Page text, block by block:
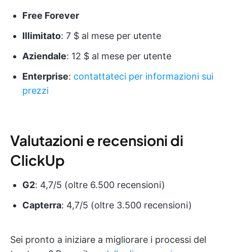
Free Forever
Illimitato: 7 $ al mese per utente
Aziendale: 12 $ al mese per utente
Enterprise: contattateci per informazioni sui
prezzi
Valutazioni e recensioni di
ClickUp
G2: 4,7/5 (oltre 6.500 recensioni)
Capterra: 4,7/5 (oltre 3.500 recensioni)
Sei pronto a iniziare a migliorare i processi del